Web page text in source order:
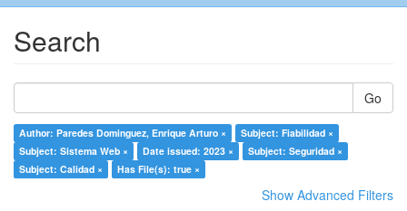
Search
Go
Author: Paredes Dominguez, Enrique Arturo ×
Subject: Fiabilidad ×
Subject: Sistema Web ×
Date issued: 2023 ×
Subject: Seguridad ×
Subject: Calidad ×
Has File(s): true ×
Show Advanced Filters